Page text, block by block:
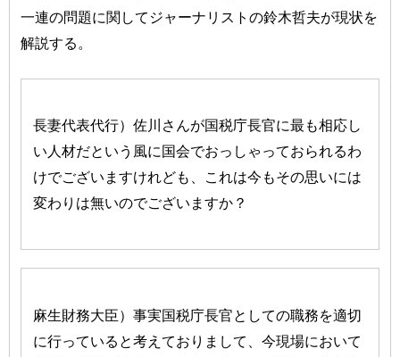
一連の問題に関してジャーナリストの鈴木哲夫が現状を
解説する。
長妻代表代行）佐川さんが国税庁長官に最も相応し
い人材だという風に国会でおっしゃっておられるわ
けでございますけれども、これは今もその思いには
変わりは無いのでございますか？
麻生財務大臣）事実国税庁長官としての職務を適切
に行っていると考えておりまして、今現場において